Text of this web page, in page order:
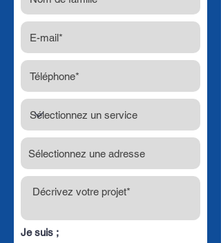
Je suis ;